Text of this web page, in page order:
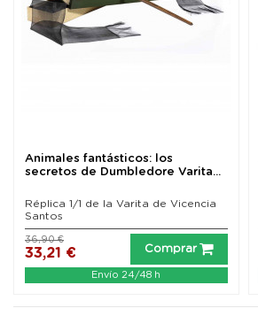
Animales fantásticos: los
secretos de Dumbledore Varita...
Réplica 1/1 de la Varita de Vicencia
Santos
33,21 €
36,90 €
Comprar
Envío 24/48 h